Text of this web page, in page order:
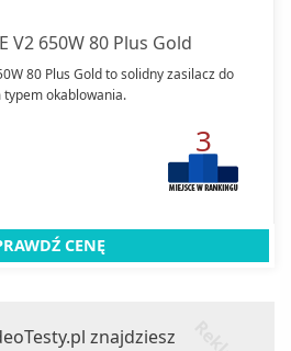
V2 650W 80 Plus Gold
80 Plus Gold to solidny zasilacz do
okablowania.
3
CENĘ
znajdziesz